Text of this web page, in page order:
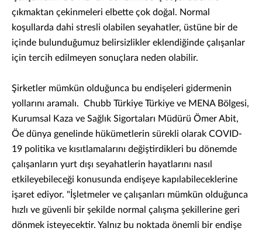
çıkmaktan çekinmeleri elbette çok doğal. Normal
koşullarda dahi stresli olabilen seyahatler, üstüne bir de
içinde bulunduğumuz belirsizlikler eklendiğinde çalışanlar
için tercih edilmeyen sonuçlara neden olabilir.
Şirketler mümkün olduğunca bu endişeleri gidermenin
yollarını aramalı. Chubb Türkiye Türkiye ve MENA Bölgesi,
Kurumsal Kaza ve Sağlık Sigortaları Müdürü Ömer Abit,
Öe dünya genelinde hükümetlerin sürekli olarak COVID-
19 politika ve kısıtlamalarını değiştirdikleri bu dönemde
çalışanların yurt dışı seyahatlerin hayatlarını nasıl
etkileyebileceği konusunda endişeye kapılabileceklerine
işaret ediyor. "İşletmeler ve çalışanları mümkün olduğunca
hızlı ve güvenli bir şekilde normal çalışma şekillerine geri
dönmek isteyecektir. Yalnız bu noktada önemli bir endişe